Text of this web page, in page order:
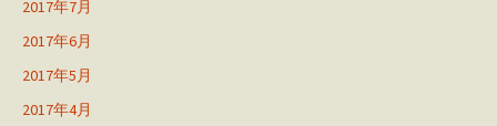
2017年7月
2017年6月
2017年5月
2017年4月